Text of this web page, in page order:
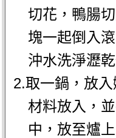
切花，鴨腸
塊一起倒入
沖水洗淨瀝
2.取一鍋，放
材料放入，
中，放至爐